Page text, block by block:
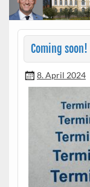
Coming soon!
8. April 2024